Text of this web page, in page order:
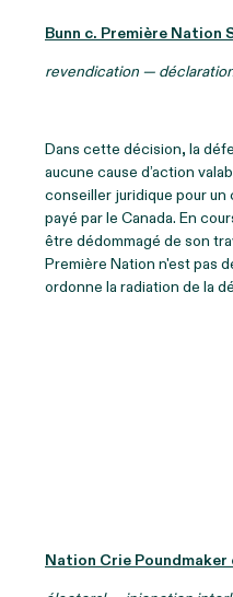
Bunn c. Première Nation
revendication —
Dans cette décision, la
aucune cause d’action
conseiller juridique pour un
payé par le Canada. En
être dédommagé de son
Première Nation n'est pas
ordonne la radiation de la
Nation Crie